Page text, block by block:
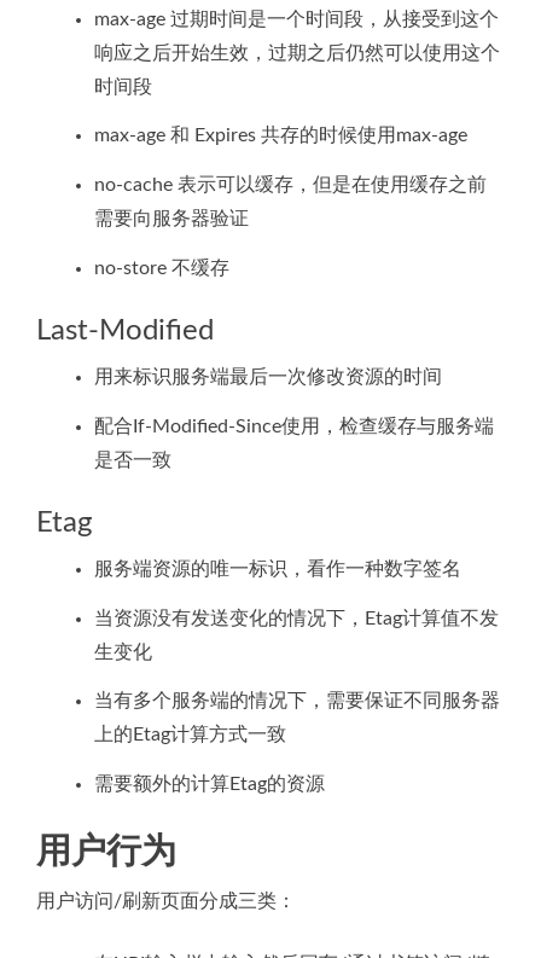
max-age 过期时间是一个时间段，从接受到这个
响应之后开始生效，过期之后仍然可以使用这个
时间段
max-age 和 Expires 共存的时候使用max-age
no-cache 表示可以缓存，但是在使用缓存之前
需要向服务器验证
no-store 不缓存
Last-Modified
用来标识服务端最后一次修改资源的时间
配合If-Modified-Since使用，检查缓存与服务端
是否一致
Etag
服务端资源的唯一标识，看作一种数字签名
当资源没有发送变化的情况下，Etag计算值不发
生变化
当有多个服务端的情况下，需要保证不同服务器
上的Etag计算方式一致
需要额外的计算Etag的资源
用户行为
用户访问/刷新页面分成三类：